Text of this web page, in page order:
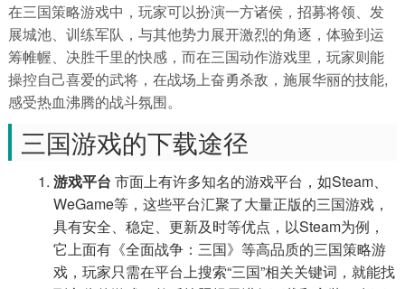
在三国策略游戏中，玩家可以扮演一方诸侯，招募将领、发
展城池、训练军队，与其他势力展开激烈的角逐，体验到运
筹帷幄、决胜千里的快感，而在三国动作游戏里，玩家则能
操控自己喜爱的武将，在战场上奋勇杀敌，施展华丽的技能,
感受热血沸腾的战斗氛围。
三国游戏的下载途径
游戏平台 市面上有许多知名的游戏平台，如Steam、
WeGame等，这些平台汇聚了大量正版的三国游戏，
具有安全、稳定、更新及时等优点，以Steam为例，
它上面有《全面战争：三国》等高品质的三国策略游
戏，玩家只需在平台上搜索“三国”相关关键词，就能找